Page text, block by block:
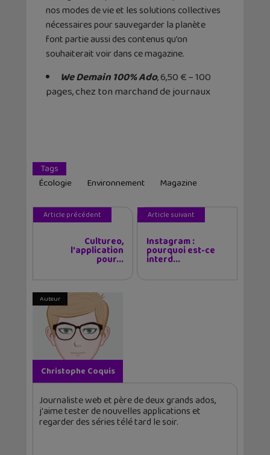
nos modes de vie et les solutions collectives
nécessaires pour sauvegarder la planète
font partie aussi des contenus qu’on
souhaiterait voir dans ce magazine.
We Demain 100% Ado, 6,50 € – 100
pages, chez ton marchand de journaux
Tags
Écologie
Environnement Magazine
Article précédent
Cultureo,
l'application
pour...
Article suivant
Instagram :
pourquoi est-ce
interd...
Auteur
Christophe Coquis
Journaliste web et père de deux grands ados,
j'aime tester de nouvelles applications et
regarder des séries télé tard le soir.